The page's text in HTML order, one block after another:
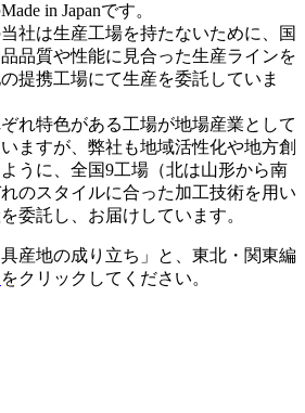
in Japanです。
社は生産工場を持たないために、国
品質や性能に見合った生産ラインを
提携工場にて生産を委託していま
れ特色がある工場が地場産業として
ますが、弊社も地域活性化や地方創
うに、全国9工場（北は山形から南
のスタイルに合った加工技術を用い
委託し、お届けしています。
産地の成り立ち」と、東北・関東編
をクリックしてください。